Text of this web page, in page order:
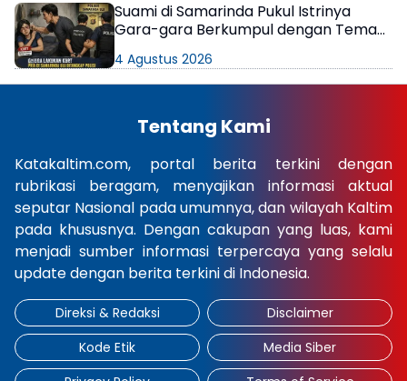
Suami di Samarinda Pukul Istrinya
Gara-gara Berkumpul dengan Teman
4 Agustus 2026
Tentang Kami
Katakaltim.com, portal berita terkini dengan
rubrikasi beragam, menyajikan informasi aktual
seputar Nasional pada umumnya, dan wilayah Kaltim
pada khususnya. Dengan cakupan yang luas, kami
menjadi sumber informasi terpercaya yang selalu
update dengan berita terkini di Indonesia.
Direksi & Redaksi
Disclaimer
Kode Etik
Media Siber